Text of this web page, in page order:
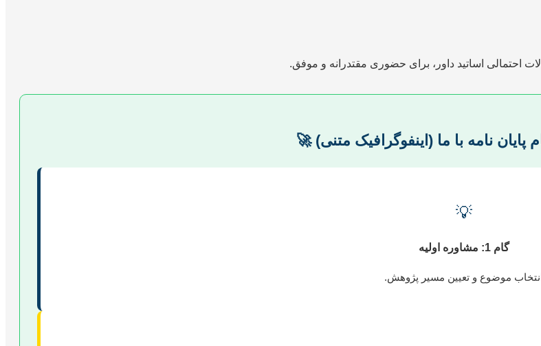
احتمالی اساتید داور، برای حضوری مقتدرانه و موفق.
پایان نامه با ما (اینفوگرافیک متنی) 🚀
💡
گام 1: مشاوره اولیه
موضوع و تعیین مسیر پژوهش.